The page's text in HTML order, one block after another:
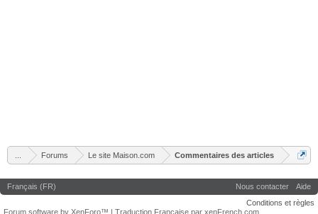
Forums Le site Maison.com Commentaires des articles
Français (FR) Nous contacter
Aide
Conditions et règles
Forum software by XenForo™ | Traduction Française par xenFrench.com.